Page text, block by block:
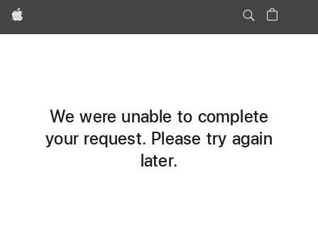
Apple
We were unable to complete
your request. Please try again
later.